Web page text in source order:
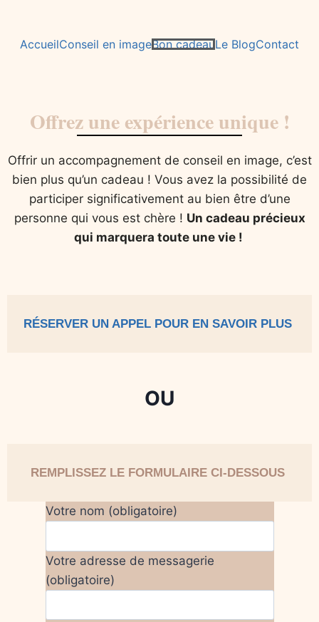
AccueilConseil en imageBon cadeau Le BlogContact
Offrez une expérience unique !
Offrir un accompagnement de conseil en image, c’est
bien plus qu’un cadeau ! Vous avez la possibilité de
participer significativement au bien être d’une
personne qui vous est chère ! Un cadeau précieux
qui marquera toute une vie !
RÉSERVER UN APPEL POUR EN SAVOIR PLUS
OU
REMPLISSEZ LE FORMULAIRE CI-DESSOUS
Votre nom (obligatoire)
Votre adresse de messagerie
(obligatoire)